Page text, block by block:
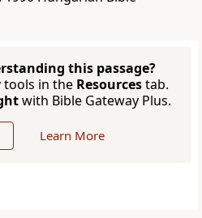
this passage?
tools in the Resourcestab.
with Bible Gateway Plus.
Learn More